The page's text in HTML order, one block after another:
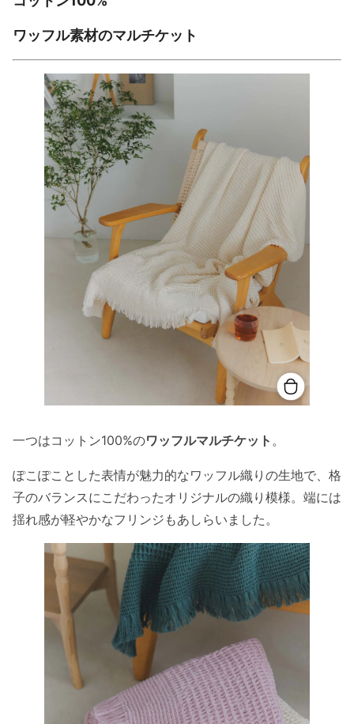
ワッフル素材のマルチケット
一つはコットン100%のワッフルマルチケット 。
ぽこぽことした表情が魅力的なワッフル織りの生地で、格
子のバランスにこだわったオリジナルの織り模様。端には
揺れ感が軽やかなフリンジもあしらいました。